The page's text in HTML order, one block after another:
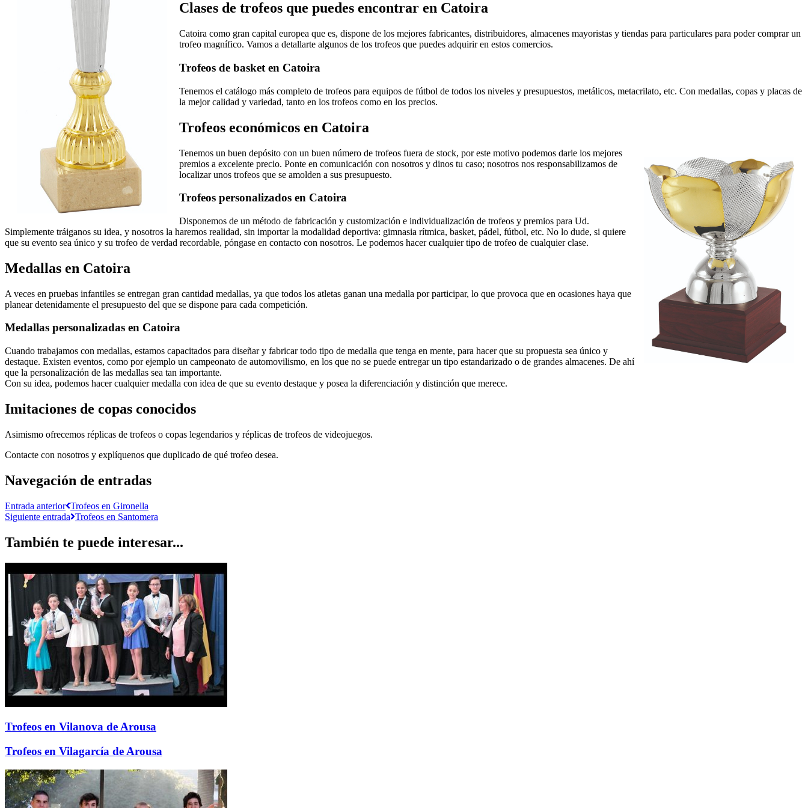
Clases de trofeos que puedes encontrar en Catoira
Catoira como gran capital europea que es, dispone de los mejores fabricantes, distribuidores, almacenes mayoristas y tiendas para particulares para poder comprar un
trofeo magnífico. Vamos a detallarte algunos de los trofeos que puedes adquirir en estos comercios.
Trofeos de basket en Catoira
Tenemos el catálogo más completo de trofeos para equipos de fútbol de todos los niveles y presupuestos, metálicos, metacrilato, etc. Con medallas, copas y placas de
la mejor calidad y variedad, tanto en los trofeos como en los precios.
Trofeos económicos en Catoira
Tenemos un buen depósito con un buen número de trofeos fuera de stock, por este motivo podemos darle los mejores
premios a excelente precio. Ponte en comunicación con nosotros y dinos tu caso; nosotros nos responsabilizamos de
localizar unos trofeos que se amolden a sus presupuesto.
Trofeos personalizados en Catoira
Disponemos de un método de fabricación y customización e individualización de trofeos y premios para Ud.
Simplemente tráiganos su idea, y nosotros la haremos realidad, sin importar la modalidad deportiva: gimnasia rítmica, basket, pádel, fútbol, etc. No lo dude, si quiere
que su evento sea único y su trofeo de verdad recordable, póngase en contacto con nosotros. Le podemos hacer cualquier tipo de trofeo de cualquier clase.
Medallas en Catoira
A veces en pruebas infantiles se entregan gran cantidad medallas, ya que todos los atletas ganan una medalla por participar, lo que provoca que en ocasiones haya que
planear detenidamente el presupuesto del que se dispone para cada competición.
Medallas personalizadas en Catoira
Cuando trabajamos con medallas, estamos capacitados para diseñar y fabricar todo tipo de medalla que tenga en mente, para hacer que su propuesta sea único y
destaque. Existen eventos, como por ejemplo un campeonato de automovilismo, en los que no se puede entregar un tipo estandarizado o de grandes almacenes. De ahí
que la personalización de las medallas sea tan importante.
Con su idea, podemos hacer cualquier medalla con idea de que su evento destaque y posea la diferenciación y distinción que merece.
Imitaciones de copas conocidos
Asimismo ofrecemos réplicas de trofeos o copas legendarios y réplicas de trofeos de videojuegos.
Contacte con nosotros y explíquenos que duplicado de qué trofeo desea.
Navegación de entradas
Entrada anterior Trofeos en Gironella
Siguiente entrada Trofeos en Santomera
También te puede interesar...
Trofeos en Vilanova de Arousa
Trofeos en Vilagarcía de Arousa